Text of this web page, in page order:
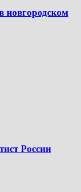
новгородском
России